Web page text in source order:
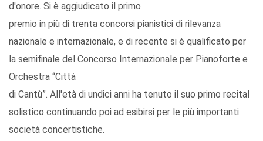
d'onore. Si è aggiudicato il primo
premio in più di trenta concorsi pianistici di rilevanza
nazionale e internazionale, e di recente si è qualificato per
la semifinale del Concorso Internazionale per Pianoforte e
Orchestra “Città
di Cantù”. All'età di undici anni ha tenuto il suo primo recital
solistico continuando poi ad esibirsi per le più importanti
società concertistiche.